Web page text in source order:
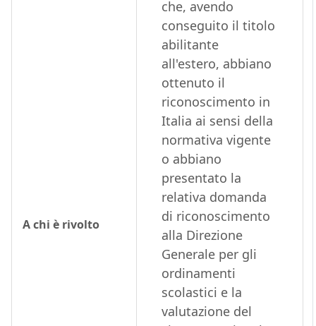
A chi è rivolto
che, avendo
conseguito il titolo
abilitante
all'estero, abbiano
ottenuto il
riconoscimento in
Italia ai sensi della
normativa vigente
o abbiano
presentato la
relativa domanda
di riconoscimento
alla Direzione
Generale per gli
ordinamenti
scolastici e la
valutazione del